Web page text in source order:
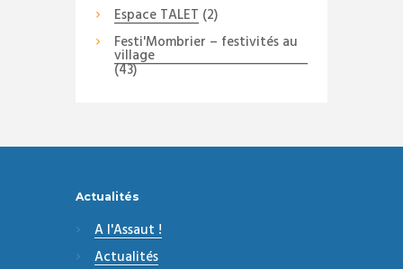
Espace TALET (2)
Festi'Mombrier – festivités au
village
(43)
Actualités
A l'Assaut !
Actualités